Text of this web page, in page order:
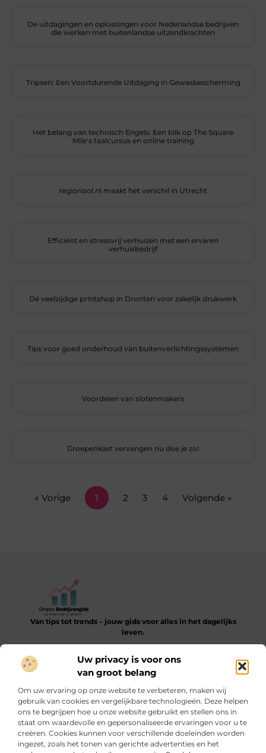
Uw privacy is voor ons
van groot belang
Om uw ervaring op onze website te verbeteren, maken wij
gebruik van cookies en vergelijkbare technologieën. Deze helpen
ons te begrijpen hoe u onze website gebruikt en stellen ons in
staat om waardevolle en gepersonaliseerde ervaringen voor u te
creëren. Cookies kunnen voor verschillende doeleinden worden
ingezet, zoals het tonen van gerichte advertenties en het
De uitdagingen en oplossingen voor Nederlandse bedrijven
die werken met buitenlandse uitzendkrachten
Tripsen: Een Voortdurende Uitdaging in Gewasbescherming
Het belang van technisch Engels: Een blik op The Square
Mile's taalcursus en online training
regioriool.nl maakt het verschil in Utrecht
Efficiënt en stressvrij verhuizen met een ervaren
verhuisbedrijf
Dé veelzijdige printshop in Dronten voor zakelijk drukwerk
Tips voor goed onderhoud van buitenverlichtingssystemen
Voordelen van slotenmakers
Groepenkast vervangen nu doe je zo!
« Vorige 1 2 3 4 Volgende »
Van tips tot trends – jouw gids voor alles in het dagelijks
leven.
helpen bij het ontdekken, leren en verbeteren van je dagelijkse
routine.
Bericht categorie
Onze informatie